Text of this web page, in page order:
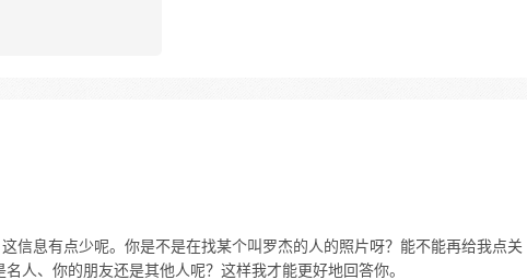
信息有点少呢。你是不是在找某个叫罗杰的人的照片呀？能不能再给我点关
人、你的朋友还是其他人呢？这样我才能更好地回答你。